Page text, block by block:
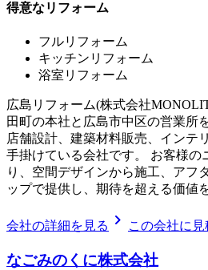
得意なリフォーム
フルリフォーム
キッチンリフォーム
浴室リフォーム
広島リフォーム(株式会社
田町の本社と広島市中区の営業所
店舗設計、建築材料販売、インテ
手掛けている会社です。 お客様の
り、空間デザインから施工、アフ
ップで提供し、期待を超える価値
会社の詳細を見る chevron_right この会社に
なごみのくに株式会社